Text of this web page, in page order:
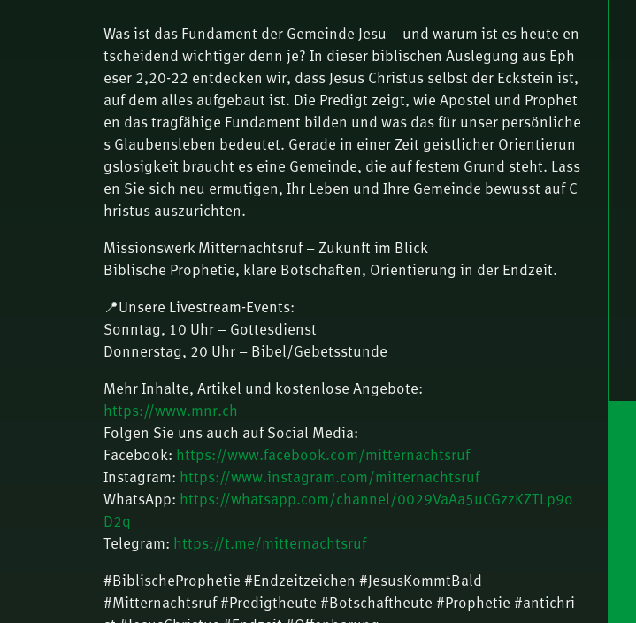
Was ist das Fundament der Gemeinde Jesu – und warum ist es heute en
tscheidend wichtiger denn je? In dieser biblischen Auslegung aus Eph
eser 2,20-22 entdecken wir, dass Jesus Christus selbst der Eckstein ist,
auf dem alles aufgebaut ist. Die Predigt zeigt, wie Apostel und Prophet
en das tragfähige Fundament bilden und was das für unser persönliche
s Glaubensleben bedeutet. Gerade in einer Zeit geistlicher Orientierun
gslosigkeit braucht es eine Gemeinde, die auf festem Grund steht. Lass
en Sie sich neu ermutigen, Ihr Leben und Ihre Gemeinde bewusst auf C
hristus auszurichten.
Missionswerk Mitternachtsruf – Zukunft im Blick
Biblische Prophetie, klare Botschaften, Orientierung in der Endzeit.
📍Unsere Livestream-Events:
Sonntag, 10 Uhr – Gottesdienst
Donnerstag, 20 Uhr – Bibel/Gebetsstunde
Mehr Inhalte, Artikel und kostenlose Angebote:
https://www.mnr.ch
Folgen Sie uns auch auf Social Media:
Facebook: https://www.facebook.com/mitternachtsruf
Instagram: https://www.instagram.com/mitternachtsruf
WhatsApp: https://whatsapp.com/channel/0029VaAa5uCGzzKZTLp9o
D2q
Telegram: https://t.me/mitternachtsruf
#BiblischeProphetie #Endzeitzeichen #JesusKommtBald
#Mitternachtsruf #Predigtheute #Botschaftheute #Prophetie #antichri